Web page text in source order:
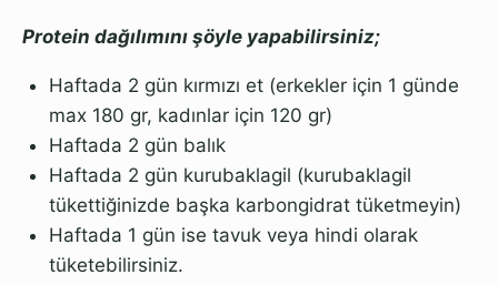
Protein dağılımını şöyle yapabilirsiniz;
Haftada 2 gün kırmızı et (erkekler için 1 günde
max 180 gr, kadınlar için 120 gr)
Haftada 2 gün balık
Haftada 2 gün kurubaklagil (kurubaklagil
tükettiğinizde başka karbongidrat tüketmeyin)
Haftada 1 gün ise tavuk veya hindi olarak
tüketebilirsiniz.